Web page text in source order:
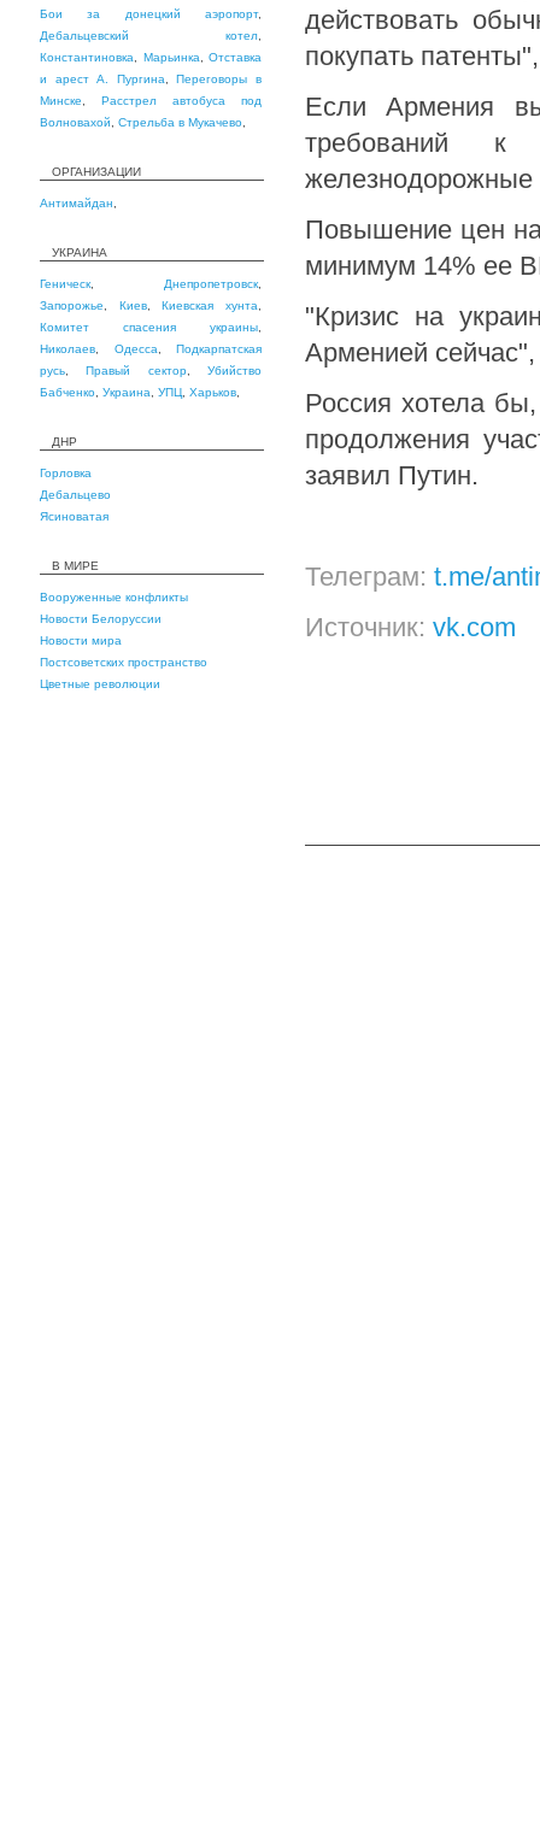
Бои за донецкий аэропорт,
Дебальцевский котел
Константиновка
Марьинка
Отставка
и арест А. Пургина ,Переговоры в
Минске
Расстрел автобуса под
Волновахой
Стрельба в Мукачево
ОРГАНИЗАЦИИ
Антимайдан
УКРАИНА
Геническ Днепропетровск
Запорожье
Киев,Киевская хунта
Комитет спасения украины
Николаев
Одесса
Подкарпатская
русь ,Правый сектор,Убийство
Бабченко Украина УПЦ Харьков
ДНР
Горловка
Дебальцево
Ясиноватая
В МИРЕ
Вооруженные конфликты
Новости Белоруссии
Новости мира
Постсоветских пространство
Цветные революции
действовать
покупать
Если Армения
требований к
железнодорожные
Повышение цен на
минимум 14% ее
"Кризис на
Арменией
Россия хотела
продолжения
заявил Путин.
Телеграм: t.me/
Источник: vk.com